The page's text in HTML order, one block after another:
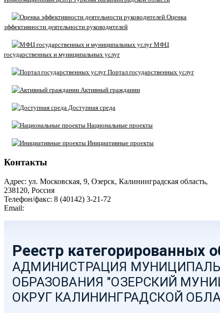
Оценка
эффективности деятельности руководителей
МФЦ
государственных и муниципальных услуг
Портал государственных услуг
Активный гражданин
Доступная среда
Национальные проекты
Инициативные проекты
Контакты
Адрес: ул. Московская, 9, Озерск, Калининградская область,
238120, Россия
Телефон/факс: 8 (40142) 3-21-72
Email: